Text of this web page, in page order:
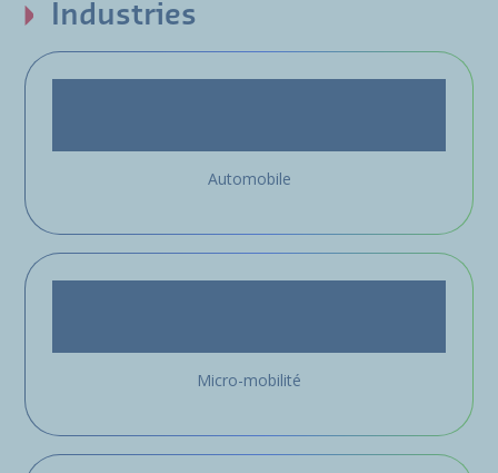
Industries
Automobile
Micro-mobilité